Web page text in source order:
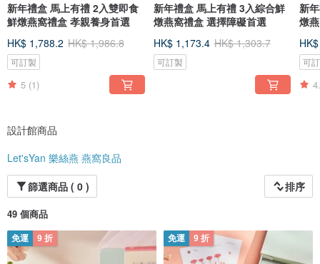
新年禮盒 馬上有禮 2入雙即食
鮮燉燕窩禮盒 孝親養身首選
HK$ 1,788.2 HK$ 1,986.8
可訂製
5 (1)
新年禮盒 馬上有禮 3入綜合鮮
燉燕窩禮盒 選擇障礙首選
HK$ 1,173.4 HK$ 1,303.7
可訂製
新
燉
可
設計館商品
Let'sYan 樂絲燕 燕窩良品
篩選商品 ( 0 )
排序
49 個商品
免運 9 折 免運 9 折